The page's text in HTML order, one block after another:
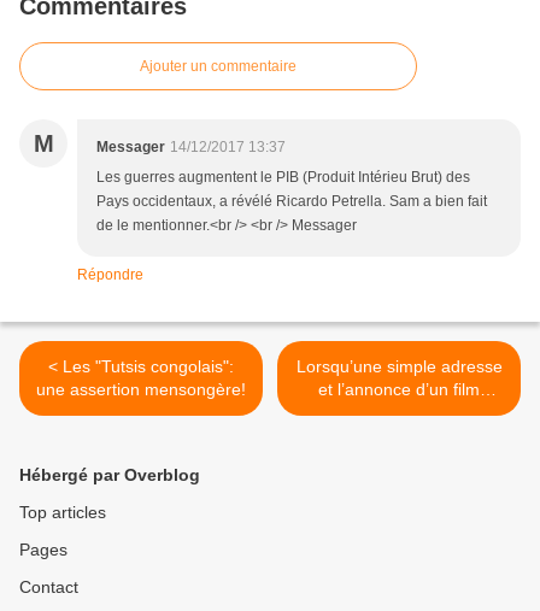
Commentaires
Ajouter un commentaire
M Messager 14/12/2017 13:37
Les guerres augmentent le PIB (Produit Intérieu Brut) des
Pays occidentaux, a révélé Ricardo Petrella. Sam a bien fait
de le mentionner.<br /> <br /> Messager
Répondre
< Les "Tutsis congolais":
une assertion mensongère!
Lorsqu’une simple adresse
et l’annonce d’un film
revêtent une valeur
Hébergé par Overblog
Top articles
Pages
Contact